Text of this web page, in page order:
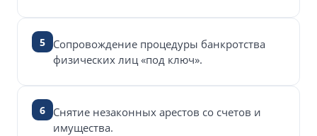
5
Сопровождение процедуры банкротства
физических лиц «под ключ».
6
Снятие незаконных арестов со счетов и
имущества.